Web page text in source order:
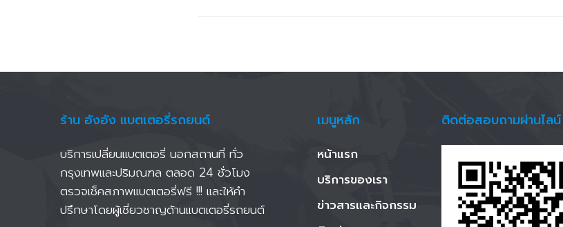
ร้าน อังอัง แบตเตอรี่รถยนต์
บริการเปลี่ยนแบตเตอรี่ นอกสถานที่ ทั่ว
กรุงเทพและปริมณฑล ตลอด 24 ชั่วโมง
ตรวจเช็คสภาพแบตเตอรี่ฟรี !!! และให้คำ
ปรึกษาโดยผู้เชี่ยวชาญด้านแบตเตอรี่รถยนต์
เมนูหลัก
หน้าแรก
บริการของเรา
ข่าวสารและกิจกรรม
ติดต่อสอบถามผ่านไลน์